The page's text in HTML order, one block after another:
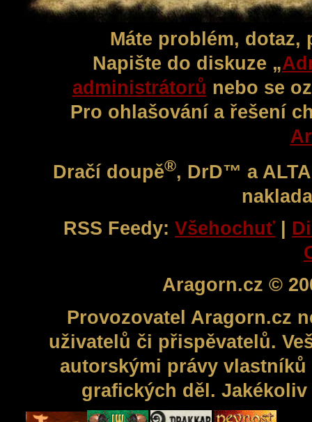
Máte problém,
Napište do diskuze „
administrátorů nebo se
Pro ohlašování a řešení
Dračí doupě®, DrD™ a
RSS Feedy: Všehochuť |
Aragorn.cz ©
Provozovatel Aragorn.cz
uživatelů či přispěvatelů.
autorskými právy
grafických děl.